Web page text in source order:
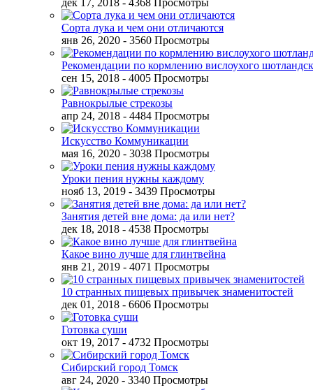
дек 17, 2018 - 4368 Просмотры
Сорта лука и чем они отличаются
янв 26, 2020 - 3560 Просмотры
Рекомендации по кормлению вислоухого
сен 15, 2018 - 4005 Просмотры
Равнокрылые стрекозы
апр 24, 2018 - 4484 Просмотры
Искусство Коммуникации
мая 16, 2020 - 3038 Просмотры
Уроки пения нужны каждому
нояб 13, 2019 - 3439 Просмотры
Занятия детей вне дома: да или нет?
дек 18, 2018 - 4538 Просмотры
Какое вино лучше для глинтвейна
янв 21, 2019 - 4071 Просмотры
10 странных пищевых привычек знаменитостей
дек 01, 2018 - 6606 Просмотры
Готовка суши
окт 19, 2017 - 4732 Просмотры
Сибирский город Томск
авг 24, 2020 - 3340 Просмотры